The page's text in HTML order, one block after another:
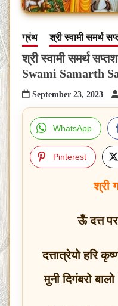
ग्रंथ श्री स्वामी समर्थ
श्री स्वामी समर्थ
Swami Samarth
September 23, 2023
WhatsApp
Pinterest
श्री
ऊँ दत्त
दत्तात्रेयो हरि
मुनी दिगंबरो